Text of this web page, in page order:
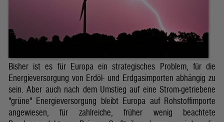
Bisher ist es für Europa ein strategisches Problem, für die
Energieversorgung von Erdöl- und Erdgasimporten abhängig zu
sein. Aber auch nach dem Umstieg auf eine Strom-getriebene
"grüne" Energieversorgung bleibt Europa auf Rohstoffimporte
angewiesen, für zahlreiche, früher wenig beachtete